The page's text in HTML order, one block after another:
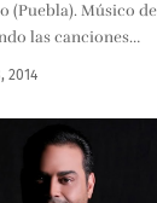
Músico
las canciones…
2014